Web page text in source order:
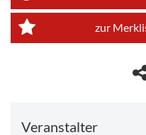
zur
Veranstalter